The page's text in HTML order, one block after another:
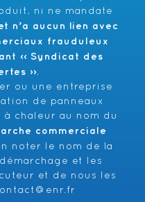
ni ne mandate
n’a aucun lien avec
frauduleux
‹‹ Syndicat des
››.
ou une entreprise
de panneaux
chaleur au nom du
commerciale
noter le nom de la
et les
et de nous les